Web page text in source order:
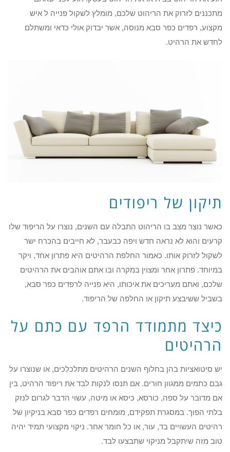
מתכננים לזרוק את הריהוט שלכם, מומלץ לשקול פנייה ל איש
מקצוע, רפדים כפר סבא מנוסה, אשר יבדוק אולי כדאי ומשתלם
לחדש את הרהיט.
תיקון של ריפודים
כאשר נוצר מצב בו הריהוט התבלה עם השנים, נוצרו על הריפוד שלו
קרעים והוא לא נראה חדש ויפה כבעבר, לא חייבים בהכרח ישר
לשקול לזרוק אותו. כאמור החלפת הרהיטים היא פתרון אחד, ויקר
במיוחד. פתרון אחר ומצוין במקרה ובו אתם אוהבים את הרהיטים
שלכם, ואתם מעריכים את איכותו, היא פנייה לרפדים כפר סבא,
בשביל ששיבצע תיקון או החלפה של הריפוד.
כיצד מתמודד הרפד עם כתם על
הרהיטים
יש סיטואציות בהן בחלוף השנים הרהיטים מתלכלכים, או שנוצרו על
גבם כתמים ממגוון חורים. אם תנסו לנקות לבד את ריפוד הרהיט, בין
אם מדובר על ספה, כורסא, כיסא או מיטה, עשוי הדבר לגרום לנזק
בלתי הפוך. במסגרת תפקידם, מומחים רפדים כפר סבא בניקיון של
רהיטים העשויים בד, עור, או כל חומר אחר. ניקוי מקצועי תמיד יהיה
טוב מזה שיתקבל מניקוי שתבצעו לבד.